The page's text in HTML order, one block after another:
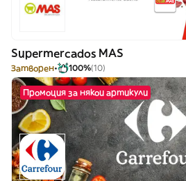
Supermercados MAS
Затворен 100%(10)
Промоция за някои артикули